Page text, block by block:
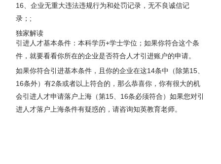
16、企业无重大违法违规行为和处罚记录，无不良诚信记
录；;
独家解读
引进人才基本条件：本科学历+学士学位；如果你符合这个条
件，就要看看你所在的企业是否符合人才引进账户的申请。
如果你符合引进基本条件，且你的企业在这14条中（除第15、
16条外）有2条或者以上符合的，那么恭喜你，你有很大的机
会引进人才申请落户上海（第15、16条必须符合）如果您对引
进人才落户上海条件有疑惑的，请咨询知英教育老师。